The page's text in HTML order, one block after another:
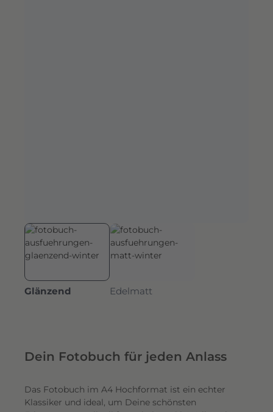
Glänzend Edelmatt
Dein Fotobuch für jeden Anlass
Das Fotobuch im A4 Hochformat ist ein echter
Klassiker und ideal, um Deine schönsten